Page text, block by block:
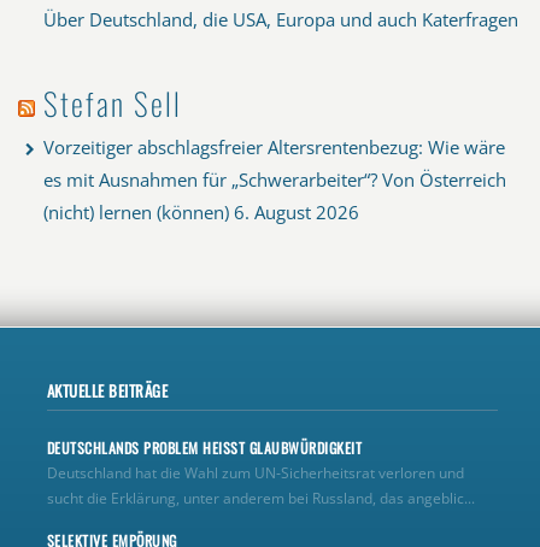
Über Deutschland, die USA, Europa und auch Katerfragen
Stefan Sell
Vorzeitiger abschlagsfreier Altersrentenbezug: Wie wäre
es mit Ausnahmen für „Schwerarbeiter“? Von Österreich
(nicht) lernen (können) 6. August 2026
AKTUELLE BEITRÄGE
DEUTSCHLANDS PROBLEM HEISST GLAUBWÜRDIGKEIT
Deutschland hat die Wahl zum UN‑Sicherheitsrat verloren und
sucht die Erklärung, unter anderem bei Russland, das angeblic...
SELEKTIVE EMPÖRUNG